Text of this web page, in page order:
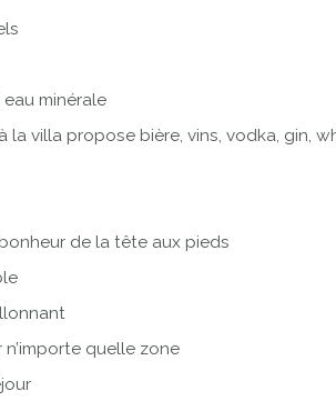
minérale
villa propose bière, vins, vodka, gin,
de la tête aux pieds
quelle zone